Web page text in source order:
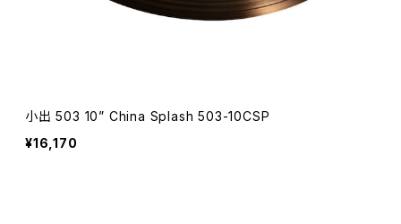
小出 503 10” China Splash 503-10CSP
¥16,170